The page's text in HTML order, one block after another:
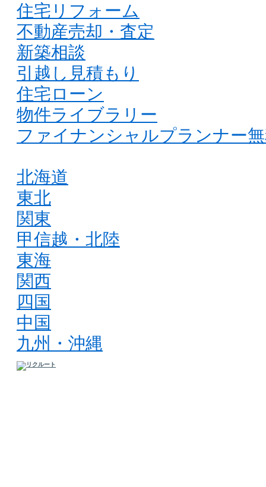
住宅リフォーム
不動産売却・査定
新築相談
引越し見積もり
住宅ローン
物件ライブラリー
ファイナンシャルプランナー
北海道
東北
関東
甲信越・北陸
東海
関西
四国
中国
九州・沖縄